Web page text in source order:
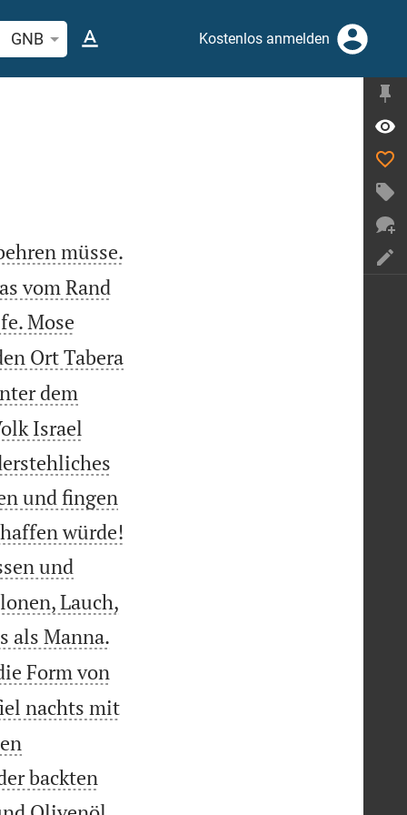
oder Begriff suchen
GNB Kostenlos anmelden
müsse.
vom Rand
Mose
Ort Tabera
dem
Israel
und fingen
würde!
und
Lauch,
als Manna.
Form von
nachts mit
backten